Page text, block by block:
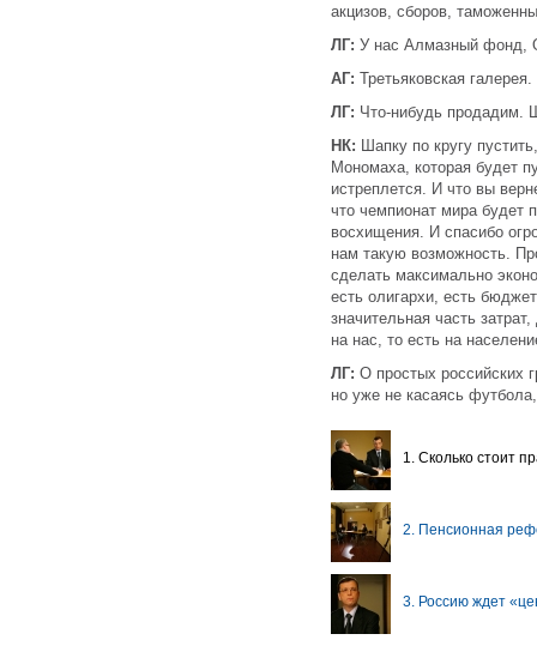
акцизов, сборов,
ЛГ: У нас Алмазный фонд,
АГ: Третьяковская галерея.
ЛГ: Что-нибудь продадим.
НК: Шапку по кругу
Мономаха, которая будет
истреплется. И что вы
что чемпионат мира будет
восхищения. И спасибо
нам такую возможность.
сделать максимально
есть олигархи, есть
значительная часть
на нас, то есть на
ЛГ: О простых российских
но уже не касаясь
1. Сколько стоит
2. Пенсионная
3. Россию ждет